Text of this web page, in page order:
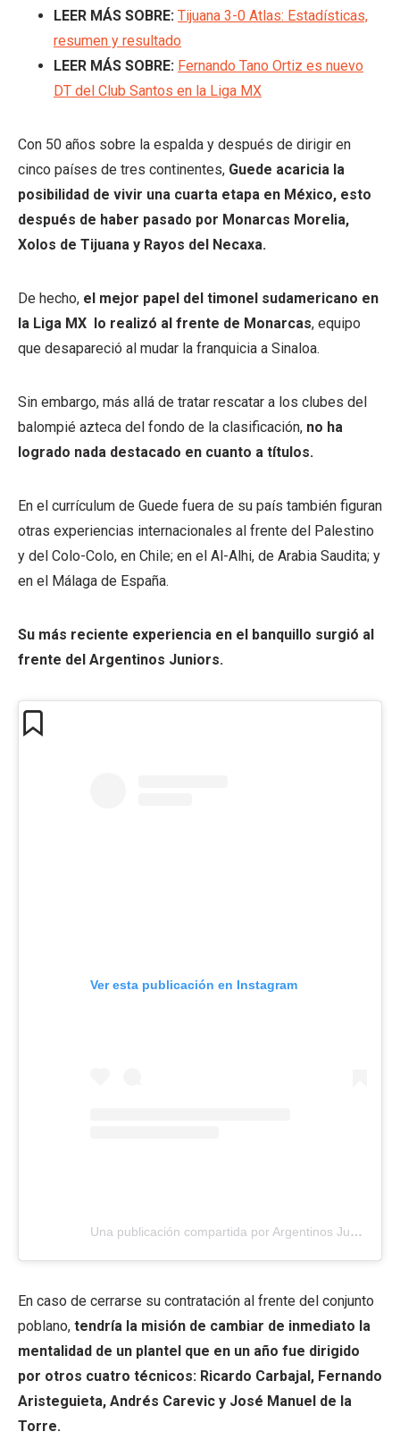
LEER MÁS SOBRE: Tijuana 3-0 Atlas: Estadísticas,
resumen y resultado
LEER MÁS SOBRE: Fernando Tano Ortiz es nuevo
DT del Club Santos en la Liga MX
Con 50 años sobre la espalda y después de dirigir en
cinco países de tres continentes, Guede acaricia la
posibilidad de vivir una cuarta etapa en México, esto
después de haber pasado por Monarcas Morelia,
Xolos de Tijuana y Rayos del Necaxa.
De hecho, el mejor papel del timonel sudamericano en
la Liga MX lo realizó al frente de Monarcas, equipo
que desapareció al mudar la franquicia a Sinaloa.
Sin embargo, más allá de tratar rescatar a los clubes del
balompié azteca del fondo de la clasificación, no ha
logrado nada destacado en cuanto a títulos.
En el currículum de Guede fuera de su país también figuran
otras experiencias internacionales al frente del Palestino
y del Colo-Colo, en Chile; en el Al-Alhi, de Arabia Saudita; y
en el Málaga de España.
Su más reciente experiencia en el banquillo surgió al
frente del Argentinos Juniors.
Ver esta publicación en Instagram
Una publicación compartida por Argentinos Juniors (@aaajoficial)
En caso de cerrarse su contratación al frente del conjunto
poblano, tendría la misión de cambiar de inmediato la
mentalidad de un plantel que en un año fue dirigido
por otros cuatro técnicos: Ricardo Carbajal, Fernando
Aristeguieta, Andrés Carevic y José Manuel de la
Torre.